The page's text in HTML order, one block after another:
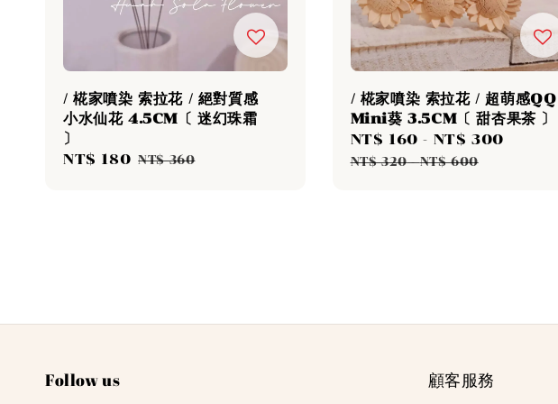
/ 椛家噴染 索拉花 / 絕對質感
小水仙花 4.5CM〔 迷幻珠霜
〕
Sale
NT$ 180 Regular
NT$ 360
/ 椛家噴染 索拉花 / 超萌感QQ
Mini葵 3.5CM〔 甜杏果茶 〕
Sale
price
NT$ 160 - NT$ 300
NT$ 320-NT$ 600
Follow us 顧客服務